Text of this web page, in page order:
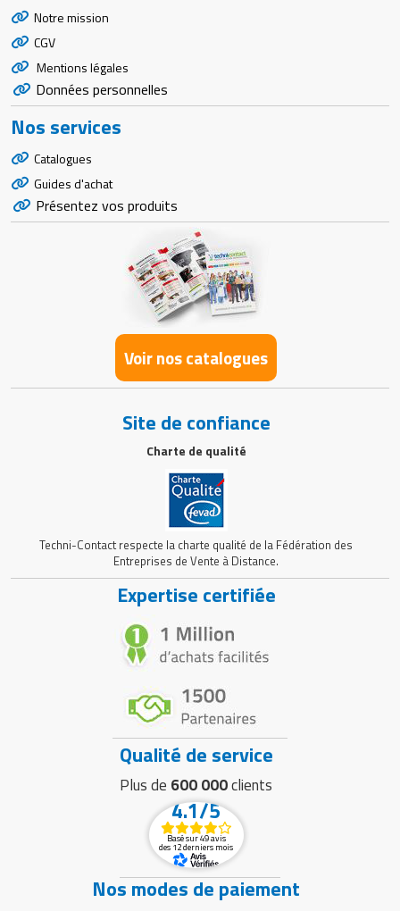
Notre mission
CGV
Mentions légales
Données personnelles
Nos services
Catalogues
Guides d'achat
Présentez vos produits
Voir nos catalogues
Site de confiance
Charte de qualité
Techni-Contact respecte la charte qualité de la Fédération des
Entreprises de Vente à Distance.
Expertise certifiée
Qualité de service
Plus de 600 000clients
4.1/5
Basé sur 49 avis
des 12 derniers mois
Nos modes de paiement